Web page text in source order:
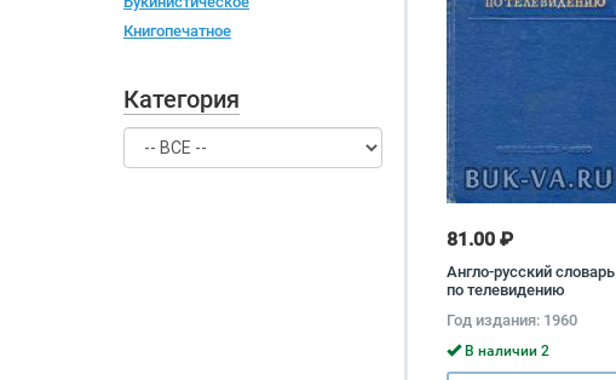
Книгопечатное
Категория
81.00 ₽
Англо-русский словарь
по телевидению
Год издания: 1960
В наличии 2